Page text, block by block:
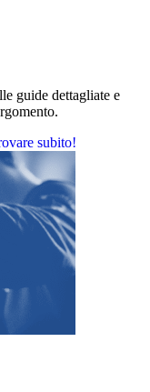
guide dettagliate e
subito!